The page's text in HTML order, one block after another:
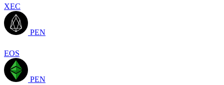
XEC
PEN
EOS
PEN